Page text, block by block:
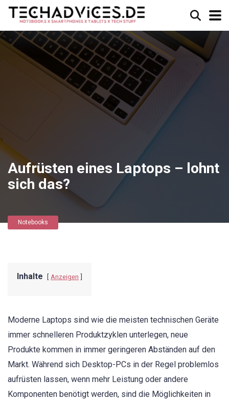
Aufrüsten eines Laptops – lohnt
sich das?
Notebooks
Inhalte Anzeigen
Moderne Laptops sind wie die meisten technischen Geräte
immer schnelleren Produktzyklen unterlegen, neue
Produkte kommen in immer geringeren Abständen auf den
Markt. Während sich Desktop-PCs in der Regel problemlos
aufrüsten lassen, wenn mehr Leistung oder andere
Komponenten benötigt werden, sind die Möglichkeiten in